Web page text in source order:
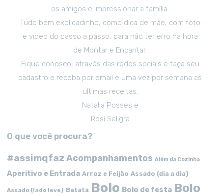
os amigos e impressionar a família.
Tudo bem explicadinho, como dica de mãe, com foto
e vídeo do passo a passo, para não ter erro na hora
de Montar e Encantar.
Fique conosco, através das redes sociais e faça seu
cadastro e receba por email e uma vez por semana as
ultimas receitas.
Natalia Posses e
Rosi Seligra
O que você procura?
#assimqfaz Acompanhamentos Além da Cozinha
Aperitivo e Entrada Arroz e Feijão Assado (dia a dia)
Assado (lado leve) Batata Bolo Bolo de festa Bolo